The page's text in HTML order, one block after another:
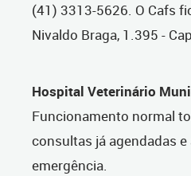
(41) 3313-5626. O Cafs
Nivaldo Braga, 1.395 -
Hospital Veterinário
Funcionamento normal
consultas já agendadas
emergência.